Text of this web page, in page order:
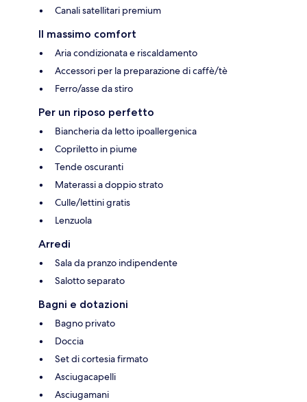
Canali satellitari premium
Il massimo comfort
Aria condizionata e riscaldamento
Accessori per la preparazione di caffè/tè
Ferro/asse da stiro
Per un riposo perfetto
Biancheria da letto ipoallergenica
Copriletto in piume
Tende oscuranti
Materassi a doppio strato
Culle/lettini gratis
Lenzuola
Arredi
Sala da pranzo indipendente
Salotto separato
Bagni e dotazioni
Bagno privato
Doccia
Set di cortesia firmato
Asciugacapelli
Asciugamani